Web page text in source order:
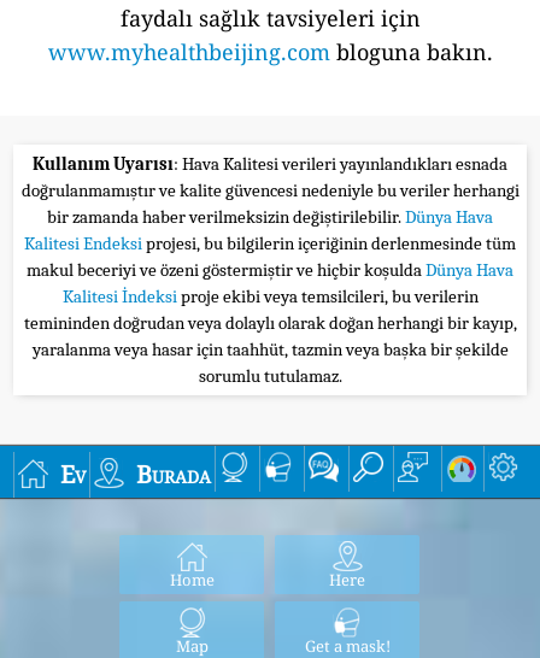
faydalı sağlık tavsiyeleri için
www.myhealthbeijing.combloguna bakın.
Kullanım Uyarısı: Hava Kalitesi verileri yayınlandıkları esnada
doğrulanmamıştır ve kalite güvencesi nedeniyle bu veriler herhangi
bir zamanda haber verilmeksizin değiştirilebilir.Dünya Hava
Kalitesi Endeksiprojesi, bu bilgilerin içeriğinin derlenmesinde tüm
makul beceriyi ve özeni göstermiştir ve hiçbir koşuldaDünya Hava
Kalitesi İndeksiproje ekibi veya temsilcileri, bu verilerin
temininden doğrudan veya dolaylı olarak doğan herhangi bir kayıp,
yaralanma veya hasar için taahhüt, tazmin veya başka bir şekilde
sorumlu tutulamaz.
Ev Burada
Home Here
Map Get a mask!